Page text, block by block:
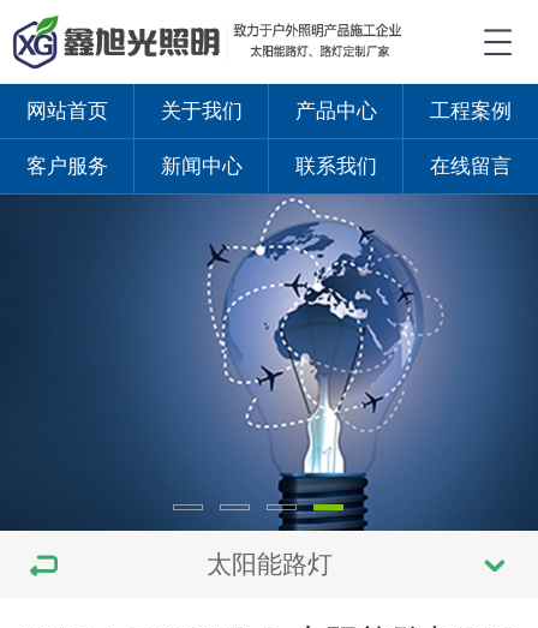
网站首页 关于我们 产品中心 工程案例
客户服务 新闻中心 联系我们 在线留言
太阳能路灯